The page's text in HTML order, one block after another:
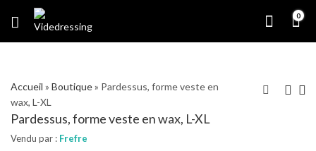
0
Accueil » Boutique» Pardessus, forme veste en
wax, L-XL
Pardessus, forme veste en wax, L-XL
Vendu par : Frefre